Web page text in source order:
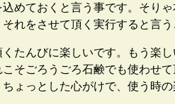
めておくと言う事です。そり
れをさせて頂く実行すると言う
たんびに楽しいです。もう楽
そごろうごろ石鹸でも使わせ
ょっとした心がけで、使う時の